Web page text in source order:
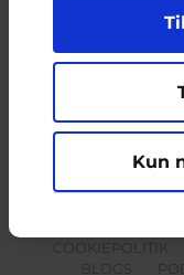
hjemmeside.
Marketing
Kun
Indholdet på dette site
ikke
COOKIEPOLITIK
BLOGS